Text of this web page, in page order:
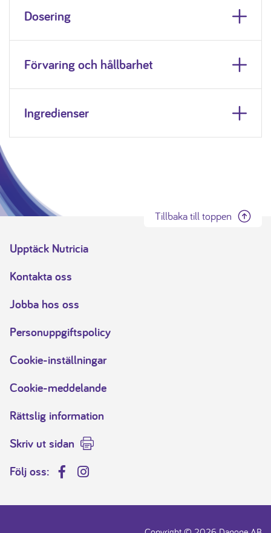
Dosering
Förvaring och hållbarhet
Ingredienser
Tillbaka till toppen
Upptäck Nutricia
Kontakta oss
Jobba hos oss
Personuppgiftspolicy
Cookie-inställningar
Cookie-meddelande
Rättslig information
Skriv ut sidan
Följ oss:
FacebookInstagram